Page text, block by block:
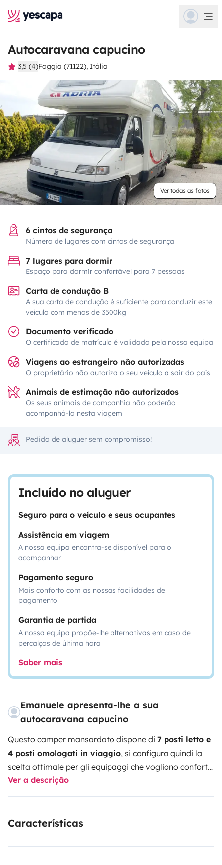
Autocaravana capucino
3,5 (4)Foggia (71122), Itália
Ver todas as fotos
6 cintos de segurança
Número de lugares com cintos de segurança
7 lugares para dormir
Espaço para dormir confortável para 7 pessoas
Carta de condução B
A sua carta de condução é suficiente para conduzir este
veículo com menos de 3500kg
Documento verificado
O certificado de matrícula é validado pela nossa equipa
Viagens ao estrangeiro não autorizadas
O proprietário não autoriza o seu veículo a sair do país
Animais de estimação não autorizados
Os seus animais de companhia não poderão
acompanhá-lo nesta viagem
Pedido de aluguer sem compromisso!
Incluído no aluguer
Seguro para o veículo e seus ocupantes
Assistência em viagem
A nossa equipa encontra-se disponível para o
acompanhar
Pagamento seguro
Mais conforto com as nossas facilidades de
pagamento
Garantia de partida
A nossa equipa propõe-lhe alternativas em caso de
percalços de última hora
Saber mais
Emanuele apresenta-lhe a sua
autocaravana capucino
Questo camper mansardato dispone di 7 posti letto e
4 posti omologati in viaggio, si configura quindi la
scelta ottimale per gli equipaggi che vogliono confort.I
posti letto sono distribuiti come segue: letto
matrimoniale in mansarda, letti convertibili nella
letto singolo ricavabile dal divano laterale), letti a
Ver a descrição
Características